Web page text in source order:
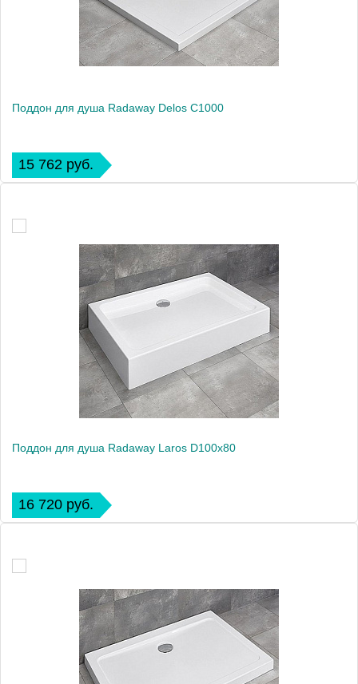
Поддон для душа Radaway Delos C1000
15 762 руб.
Поддон для душа Radaway Laros D100x80
16 720 руб.